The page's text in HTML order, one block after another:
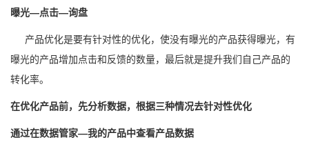
曝光—点击—询盘
产品优化是要有针对性的优化，使没有曝光的产品获得曝光，有
曝光的产品增加点击和反馈的数量，最后就是提升我们自己产品的
转化率。
在优化产品前，先分析数据，根据三种情况去针对性优化
通过在数据管家—我的产品中查看产品数据